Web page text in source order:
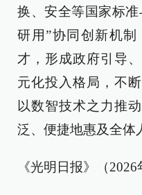
换、安全等国家标
研用”协同创新机制
才，形成政府引导
元化投入格局，不
以数智技术之力推
泛、便捷地惠及全体
《光明日报》（2026